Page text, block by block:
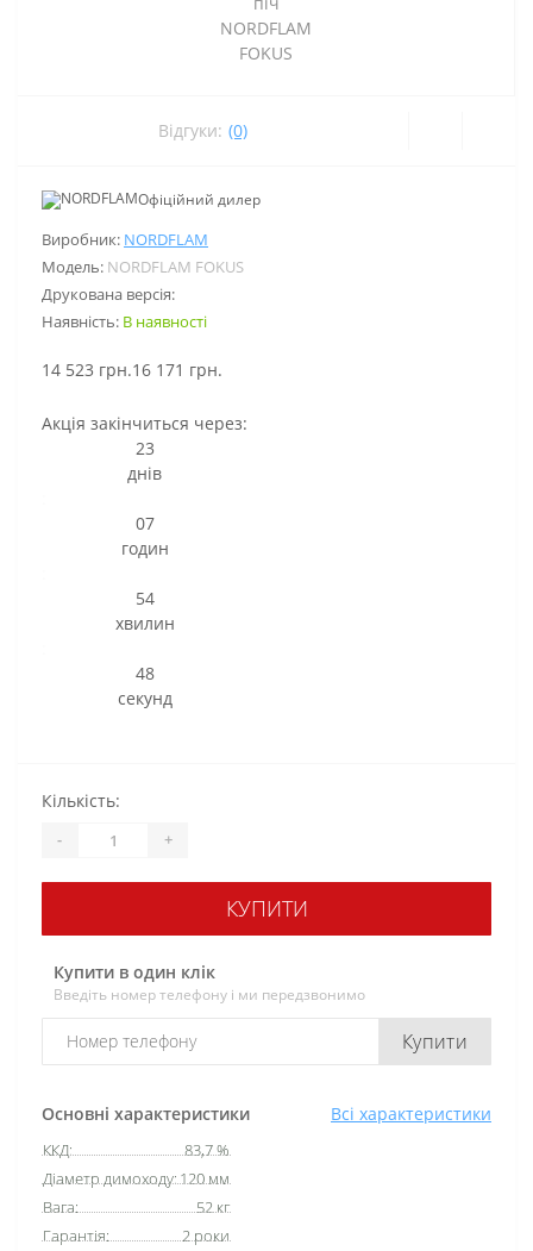
Відгуки: (0)
Виробник: NORDFLAM
Модель: NORDFLAM FOKUS
Друкована версія:
Наявність: В наявності
14 523 грн.16 171 грн.
Акція закінчиться через:
23
днів
07
годин
54
хвилин
47
секунд
Офіційний дилер
Основні характеристики Всі характеристики
ККД:
83,7 %
Діаметр димоходу:120 мм
Вага:
52 кг
Гарантія:
2 роки
Кількість:
- +
КУПИТИ
Купити в один клік
Введіть номер телефону і ми передзвонимо
Купити